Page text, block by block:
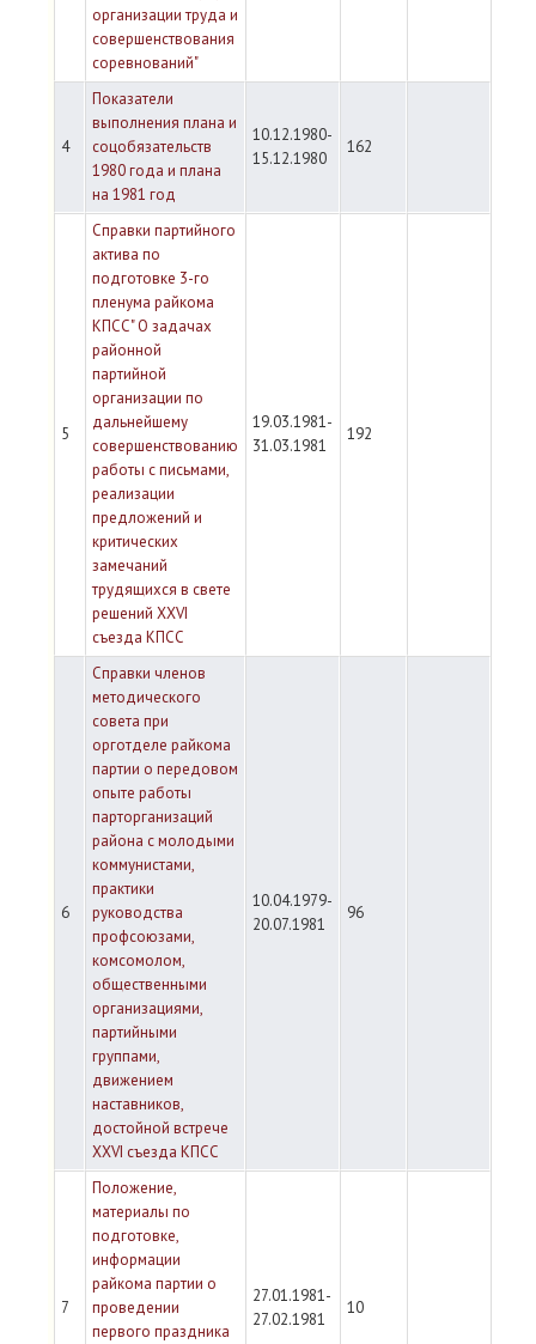
организации труда и
совершенствования
соревнований"
4
Показатели
выполнения плана и
соцобязательств
1980 года и плана
на 1981 год
10.12.1980-
15.12.1980
162
5
Справки партийного
актива по
подготовке 3-го
пленума райкома
КПСС" О задачах
районной
партийной
организации по
дальнейшему
совершенствованию
работы с письмами,
реализации
предложений и
критических
замечаний
трудящихся в свете
решений XXVI
съезда КПСС
19.03.1981-
31.03.1981
192
6
Справки членов
методического
совета при
орготделе райкома
партии о передовом
опыте работы
парторганизаций
района с молодыми
коммунистами,
практики
руководства
профсоюзами,
комсомолом,
общественными
организациями,
партийными
группами,
движением
наставников,
достойной встрече
XXVI съезда КПСС
10.04.1979-
20.07.1981
96
7
Положение,
материалы по
подготовке,
информации
райкома партии о
проведении
первого праздника
27.01.1981-
27.02.1981
10